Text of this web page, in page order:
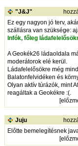
"J&J"
Ez egy nagyon jó terv,
szállásra van szüksége:
Infók, főleg
A Geokék26 ládaoldala
moderátorok elé kerül.
Ládafelelősökre még
Balatonfelvidéken és
Olyan aktív túrázók, mint
reagáltak a Geokékre :(.
[
Juju
Előtte bemelegítésnek
[